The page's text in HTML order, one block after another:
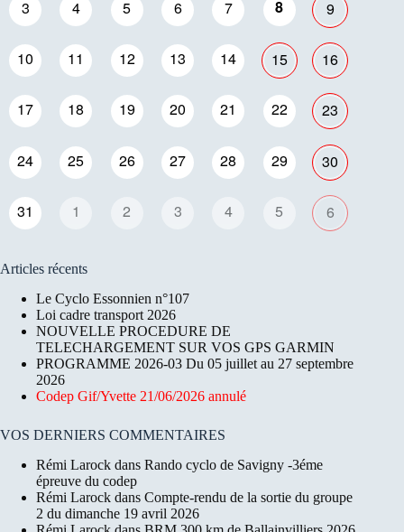
3 4 5 6 7 8 9
10 11 12 13 14 15 16
17 18 19 20 21 22 23
24 25 26 27 28 29 30
31 1 2 3 4 5 6
Articles récents
Le Cyclo Essonnien n°107
Loi cadre transport 2026
NOUVELLE PROCEDURE DE
TELECHARGEMENT SUR VOS GPS GARMIN
PROGRAMME 2026-03 Du 05 juillet au 27 septembre
2026
Codep Gif/Yvette 21/06/2026 annulé
VOS DERNIERS COMMENTAIRES
Rémi Larock dans Rando cyclo de Savigny -3éme
épreuve du codep
Rémi Larock dans Compte-rendu de la sortie du groupe
2 du dimanche 19 avril 2026